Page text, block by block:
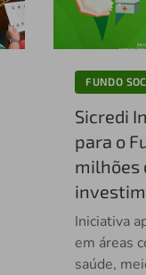
FUNDO
Sicredi
para o
milhões
Iniciativa
em áreas
saúde,